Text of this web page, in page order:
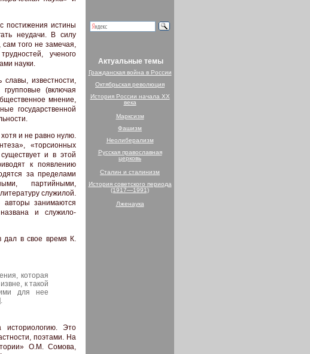
постижения истины
неудачи. В силу
того не замечая,
ученого
науки.
известности,
(включая
мнение,
государственной
и не равно нулю.
«торсионных
и в этой
к появлению
за пределами
партийными,
служилой.
авторы занимаются
и служило-
дал в свое время К.
которая
к такой
для нее
историологию. Это
поэтами. На
О.М. Сомова,
Актуальные темы
Гражданская война в России
Октябрьская революция
История России начала XX
века
Марксизм
Фашизм
Неолиберализм
Русская православная
церковь
Сталин и сталинизм
История советского периода
(1917—1991)
Лженаука